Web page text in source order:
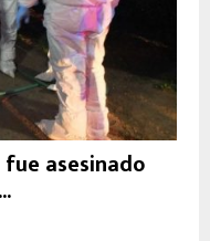
fue asesinado